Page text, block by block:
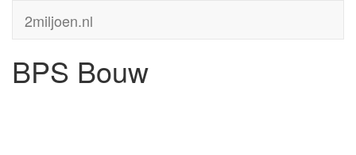
2miljoen.nl
BPS Bouw